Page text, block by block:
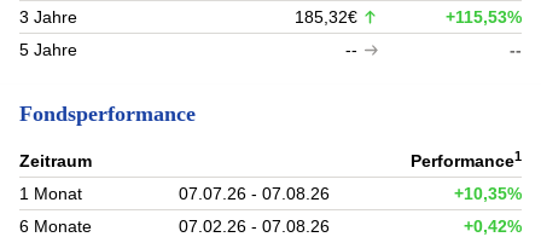
3 Jahre
185,32€
+115,53%
5 Jahre
-- --
Fondsperformance
Zeitraum Performance1
1 Monat 07.07.26 - 07.08.26
+10,35%
6 Monate
07.02.26 - 07.08.26
+0,42%